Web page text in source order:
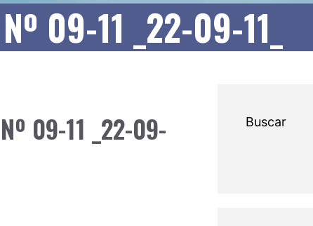
09-11 _22-09-11_
09-11 _22-09-
Buscar